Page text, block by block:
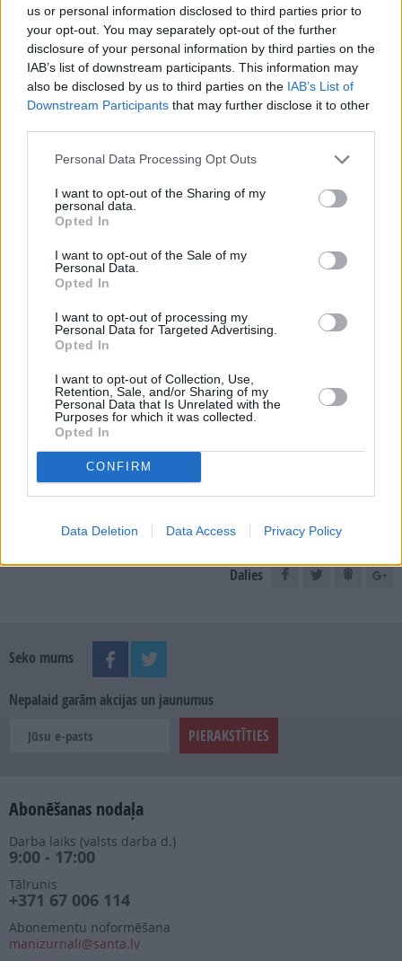
us or personal information disclosed to third parties prior to
your opt-out. You may separately opt-out of the further
disclosure of your personal information by third parties on the
IAB’s list of downstream participants. This information may
also be disclosed by us to third parties on the IAB’s List of
Downstream Participants that may further disclose it to other
Personal Data Processing Opt Outs
I want to opt-out of the Sharing of my
personal data.
Opted In
I want to opt-out of the Sale of my
Personal Data.
Opted In
I want to opt-out of processing my
Personal Data for Targeted Advertising.
Opted In
I want to opt-out of Collection, Use,
Retention, Sale, and/or Sharing of my
Personal Data that Is Unrelated with the
Purposes for which it was collected.
Opted In
CONFIRM
Data Deletion Data Access Privacy Policy
Saistītie notikumi
Atbild zīlniece KAIJA ZEMBERGA
Atbild gaišreģe un dziedniece ĻESJA STEĻMAHA
E-izdevumu arhīvs
MEKLĒT
SKATĪT ŽURNĀLA ARHĪVU
Dalies
Seko mums
Nepalaid garām akcijas un jaunumus
Abonēšanas nodaļa
Darba laiks (valsts darba d.)
9:00 - 17:00
Tālrunis
+371 67 006 114
Abonementu noformēšana
manizurnali@santa.lv